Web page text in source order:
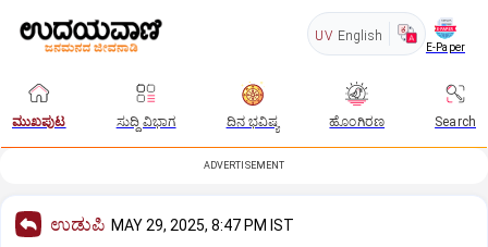
UV English
E-Paper
ಮುಖಪುಟ ಸುದ್ದಿ ವಿಭಾಗ ದಿನ ಭವಿಷ್ಯ ಹೊಂಗಿರಣ Search
ADVERTISEMENT
ಉಡುಪಿ MAY 29, 2025, 8:47 PM IST